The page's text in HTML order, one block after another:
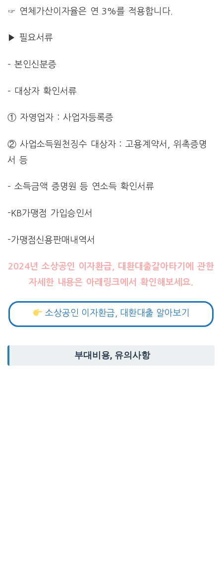
☞ 연체가산이자율은 연 3%를 적용합니다.
▶ 필요서류
– 본인신분증
– 대상자 확인서류
① 자영업자 : 사업자등록증
② 사업소득원천징수 대상자 : 고용계약서, 위촉증명
서 등
– 소득금액 증명원 등 연소득 확인서류
-KB가맹점 가입승인서
-가맹점신용판매내역서
2024년 소상공인 이자환급, 대환대출갈아타기에 관한
자세한 내용은 아래링크에서 확인해보세요.
소상공인 이자환급, 대환대출 알아보기
부대비용, 유의사항